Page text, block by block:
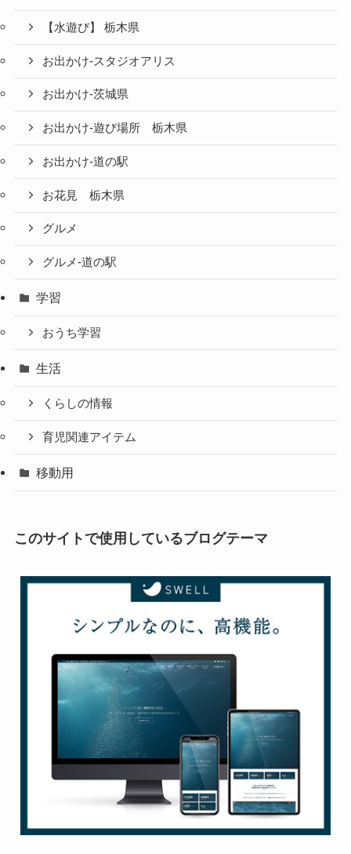
【水遊び】 栃木県
お出かけ-スタジオアリス
お出かけ-茨城県
お出かけ-遊び場所 栃木県
お出かけ-道の駅
お花見 栃木県
グルメ
グルメ-道の駅
学習
おうち学習
生活
くらしの情報
育児関連アイテム
移動用
このサイトで使用しているブログテーマ